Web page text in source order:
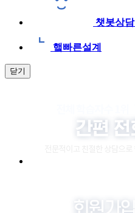
챗봇상담
햌빠른설계
닫기